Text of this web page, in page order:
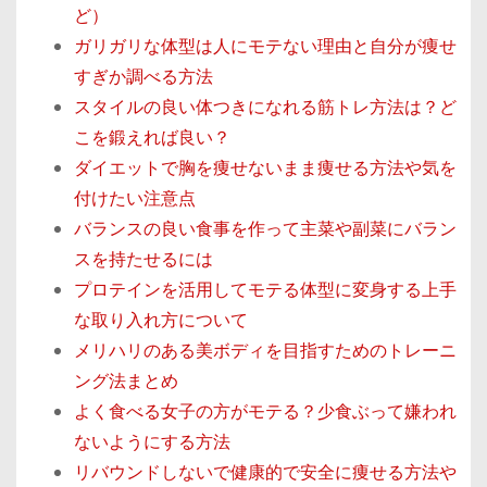
ど）
ガリガリな体型は人にモテない理由と自分が痩せ
すぎか調べる方法
スタイルの良い体つきになれる筋トレ方法は？ど
こを鍛えれば良い？
ダイエットで胸を痩せないまま痩せる方法や気を
付けたい注意点
バランスの良い食事を作って主菜や副菜にバラン
スを持たせるには
プロテインを活用してモテる体型に変身する上手
な取り入れ方について
メリハリのある美ボディを目指すためのトレーニ
ング法まとめ
よく食べる女子の方がモテる？少食ぶって嫌われ
ないようにする方法
リバウンドしないで健康的で安全に痩せる方法や